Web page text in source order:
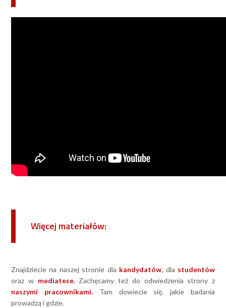
Więcej materiałów:
Znajdziecie na naszej stronie dla kandydatów, dla studentów
oraz w mediatece. Zachęcamy też do odwiedzenia strony z
naszymi pracownikami.Tam dowiecie się, jakie badania
prowadzą i gdzie.